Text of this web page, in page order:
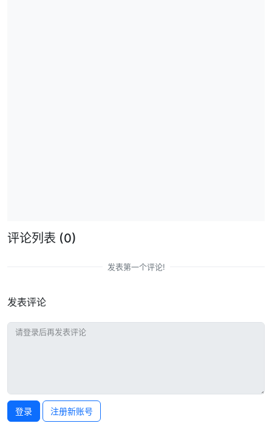
评论列表 (0)
发表第一个评论!
发表评论
登录 注册新账号